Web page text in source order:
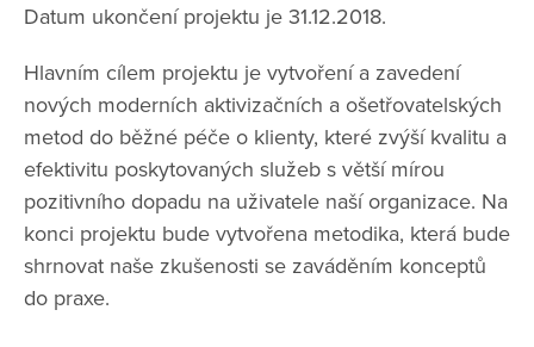
Datum ukončení projektu je 31.12.2018.
Hlavním cílem projektu je vytvoření a zavedení
nových moderních aktivizačních a ošetřovatelských
metod do běžné péče o klienty, které zvýší kvalitu a
efektivitu poskytovaných služeb s větší mírou
pozitivního dopadu na uživatele naší organizace. Na
konci projektu bude vytvořena metodika, která bude
shrnovat naše zkušenosti se zaváděním konceptů
do praxe.